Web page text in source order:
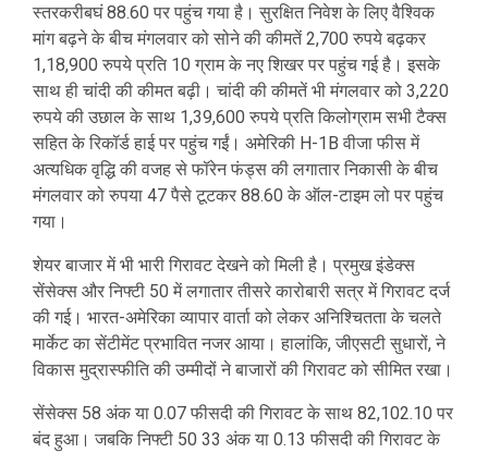
स्तरकरीबघं 88.60 पर पहुंच गया है। सुरक्षित निवेश के लिए वैश्विक
मांग बढ़ने के बीच मंगलवार को सोने की कीमतें 2,700 रुपये बढ़कर
1,18,900 रुपये प्रति 10 ग्राम के नए शिखर पर पहुंच गई है। इसके
साथ ही चांदी की कीमत बढ़ी। चांदी की कीमतें भी मंगलवार को 3,220
रुपये की उछाल के साथ 1,39,600 रुपये प्रति किलोग्राम सभी टैक्स
सहित के रिकॉर्ड हाई पर पहुंच गईं। अमेरिकी H-1B वीजा फीस में
अत्यधिक वृद्धि की वजह से फॉरेन फंड्स की लगातार निकासी के बीच
मंगलवार को रुपया 47 पैसे टूटकर 88.60 के ऑल-टाइम लो पर पहुंच
गया।
शेयर बाजार में भी भारी गिरावट देखने को मिली है। प्रमुख इंडेक्स
सेंसेक्स और निफ्टी 50 में लगातार तीसरे कारोबारी सत्र में गिरावट दर्ज
की गई। भारत-अमेरिका व्यापार वार्ता को लेकर अनिश्चितता के चलते
मार्केट का सेंटीमेंट प्रभावित नजर आया। हालांकि, जीएसटी सुधारों, ने
विकास मुद्रास्फीति की उम्मीदों ने बाजारों की गिरावट को सीमित रखा।
सेंसेक्स 58 अंक या 0.07 फीसदी की गिरावट के साथ 82,102.10 पर
बंद हुआ। जबकि निफ्टी 50 33 अंक या 0.13 फीसदी की गिरावट के